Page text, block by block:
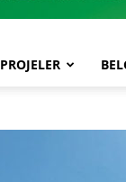
PROJELER